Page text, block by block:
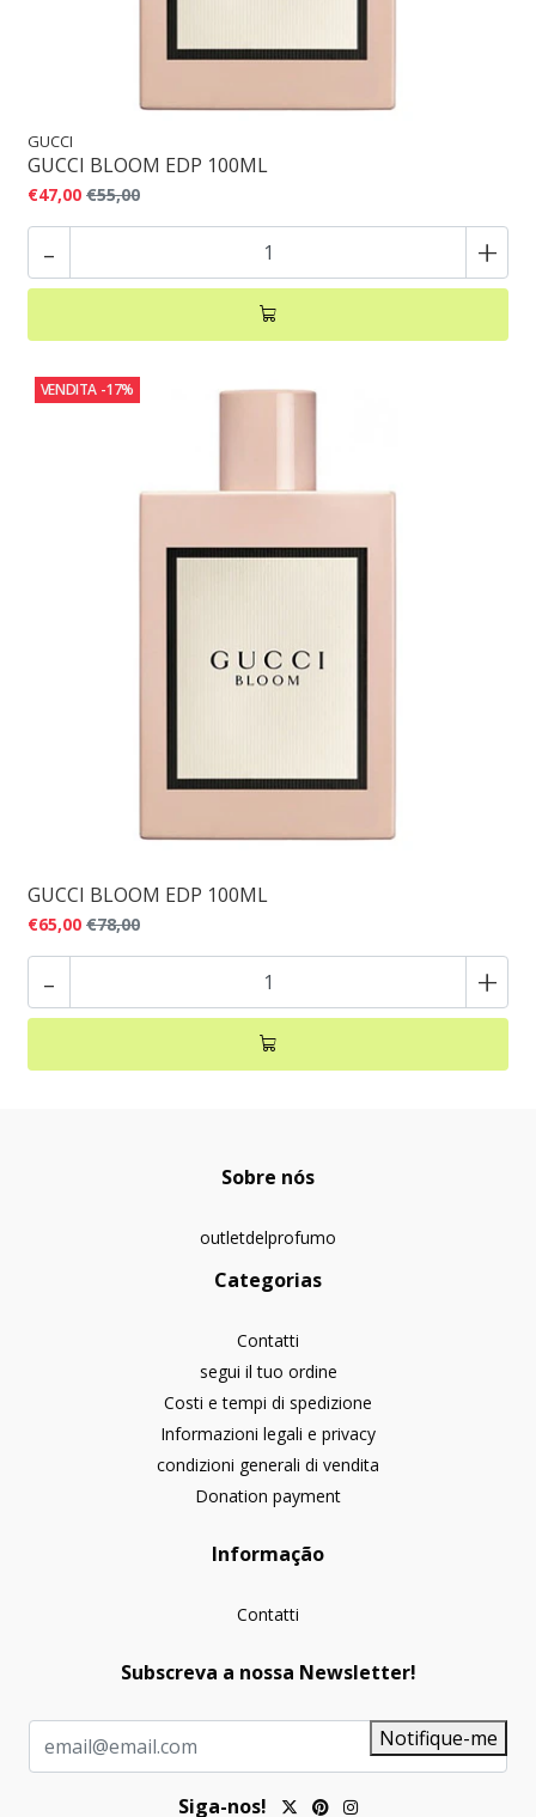
GUCCI
GUCCI BLOOM EDP 100ML
€47,00 €55,00
- +
VENDITA -17%
GUCCI BLOOM EDP 100ML
€65,00 €78,00
- +
Sobre nós
outletdelprofumo
Categorias
Contatti
segui il tuo ordine
Costi e tempi di spedizione
Informazioni legali e privacy
condizioni generali di vendita
Donation payment
Informação
Contatti
Subscreva a nossa Newsletter!
Notifique-me
Siga-nos!